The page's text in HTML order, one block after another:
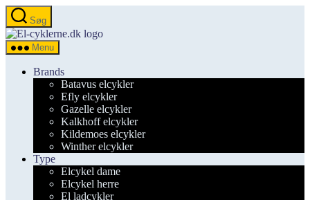
Spring
til
indholdet
Søg
el-
Menu
Brands
Batavus elcykler
Efly elcykler
Gazelle elcykler
Kalkhoff elcykler
Kildemoes elcykler
Winther elcykler
Type
Elcykel dame
Elcykel herre
El ladcykler